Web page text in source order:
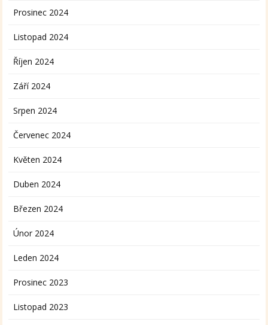
Prosinec 2024
Listopad 2024
Říjen 2024
Září 2024
Srpen 2024
Červenec 2024
Květen 2024
Duben 2024
Březen 2024
Únor 2024
Leden 2024
Prosinec 2023
Listopad 2023